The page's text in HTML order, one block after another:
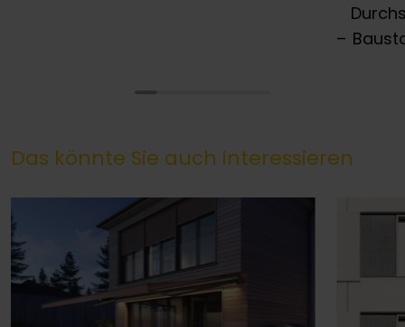
Das könnte Sie auch interessieren